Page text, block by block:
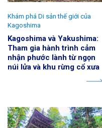
Kagoshima và Yakushima:
Tham gia hành trình cảm
nhận phước lành từ ngọn
núi lửa và khu rừng cổ xưa
Khám phá Di sản thế giới của
Kagoshima